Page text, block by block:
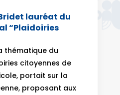
lauréat du
“Plaidoiries
thématique du
citoyennes de
portait sur la
proposant aux